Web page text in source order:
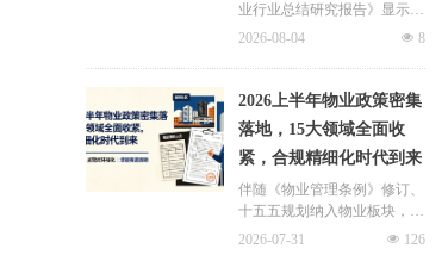
业行业总结研究报告》显示，
新房交付规模持续收缩，存量
最大课题。以上海为标杆，全
国超16座城市落地团购物业、
连片治理、政企协同新模式，
破解小区体量小、收费低、运
营亏损、无人接管难题。
넶 8
2026-08-04
2026上半年物业政策密集
落地，15大领域全面收
紧，合规精细化时代到来
伴随《物业管理条例》修订、
十五五规划纳入物业板块，行
业彻底告别野蛮扩张模式，合
넶 126
2026-07-31